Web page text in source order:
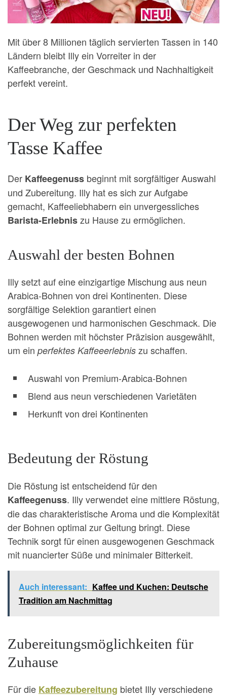
Mit über 8 Millionen täglich servierten Tassen in 140
Ländern bleibt Illy ein Vorreiter in der
Kaffeebranche, der Geschmack und Nachhaltigkeit
perfekt vereint.
Der Weg zur perfekten
Tasse Kaffee
Der Kaffeegenuss beginnt mit sorgfältiger Auswahl
und Zubereitung. Illy hat es sich zur Aufgabe
gemacht, Kaffeeliebhabern ein unvergessliches
Barista-Erlebniszu Hause zu ermöglichen.
Auswahl der besten Bohnen
Illy setzt auf eine einzigartige Mischung aus neun
Arabica-Bohnen von drei Kontinenten. Diese
sorgfältige Selektion garantiert einen
ausgewogenen und harmonischen Geschmack. Die
Bohnen werden mit höchster Präzision ausgewählt,
um ein perfektes Kaffeeerlebnis zu schaffen.
Auswahl von Premium-Arabica-Bohnen
Blend aus neun verschiedenen Varietäten
Herkunft von drei Kontinenten
Bedeutung der Röstung
Die Röstung ist entscheidend für den
Kaffeegenuss. Illy verwendet eine mittlere Röstung,
die das charakteristische Aroma und die Komplexität
der Bohnen optimal zur Geltung bringt. Diese
Technik sorgt für einen ausgewogenen Geschmack
mit nuancierter Süße und minimaler Bitterkeit.
Auch interessant: Kaffee und Kuchen: Deutsche
Tradition am Nachmittag
Zubereitungsmöglichkeiten für
Zuhause
Für die Kaffeezubereitung bietet Illy verschiedene